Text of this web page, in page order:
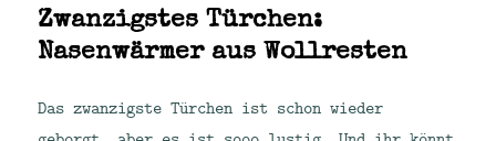
Zwanzigstes Türchen:
Nasenwärmer aus Wollresten
Das zwanzigste Türchen ist schon wieder